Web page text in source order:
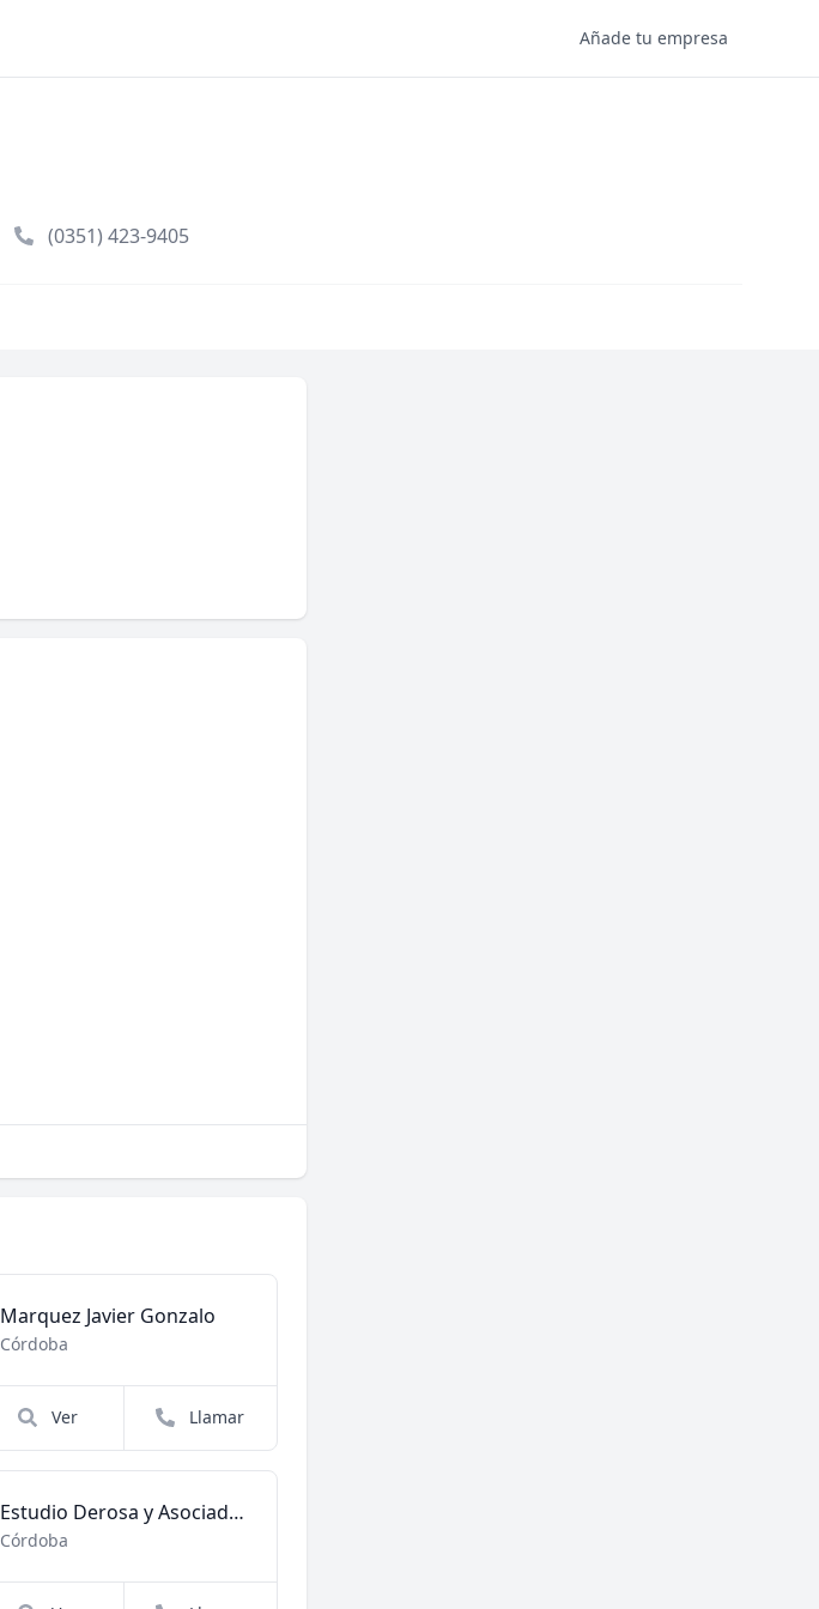
Añade tu empresa
(0351) 423-9405
Marquez Javier Gonzalo
Córdoba
Ver Llamar
Estudio Derosa y Asociados
Córdoba